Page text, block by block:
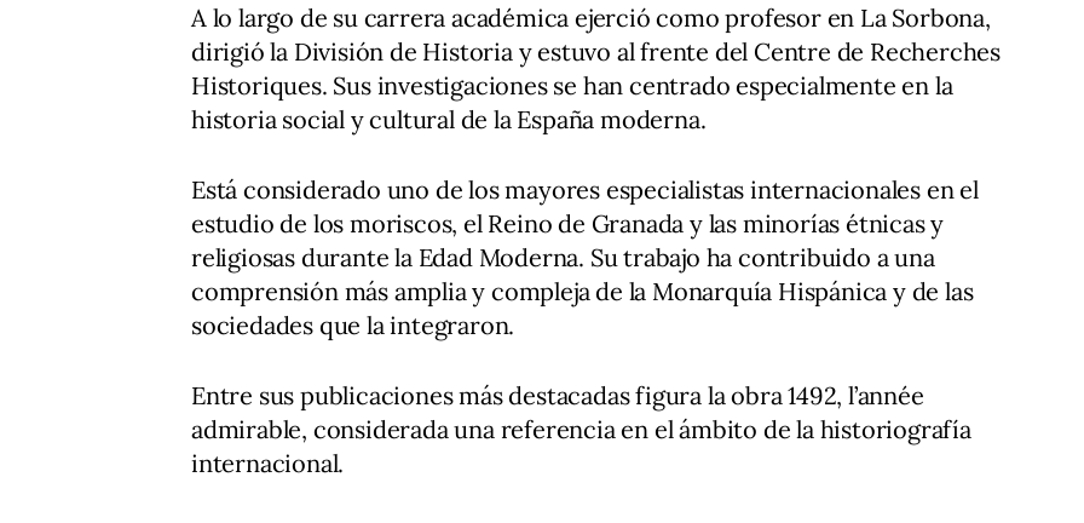
A lo largo de su carrera académica ejerció como profesor en La Sorbona,
dirigió la División de Historia y estuvo al frente del Centre de Recherches
Historiques. Sus investigaciones se han centrado especialmente en la
historia social y cultural de la España moderna.
Está considerado uno de los mayores especialistas internacionales en el
estudio de los moriscos, el Reino de Granada y las minorías étnicas y
religiosas durante la Edad Moderna. Su trabajo ha contribuido a una
comprensión más amplia y compleja de la Monarquía Hispánica y de las
sociedades que la integraron.
Entre sus publicaciones más destacadas figura la obra 1492, l’année
admirable, considerada una referencia en el ámbito de la historiografía
internacional.